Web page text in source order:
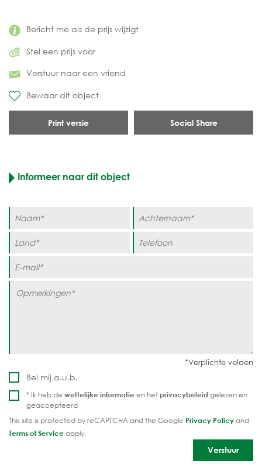
Bericht me als de prijs wijzigt
Stel een prijs voor
Verstuur naar een vriend
Bewaar dit object
Print versie Social Share
Informeer naar dit object
Bel mij a.u.b.
* Ik heb de wettelijke informatie en hetprivacybeleid gelezen en
geaccepteerd
This site is protected by reCAPTCHA and the Google Privacy Policyand
Terms of Serviceapply.